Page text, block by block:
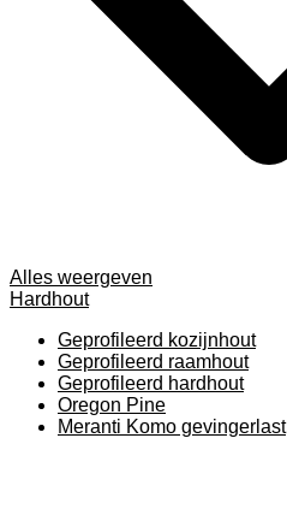
Alles weergeven
Hardhout
Geprofileerd kozijnhout
Geprofileerd raamhout
Geprofileerd hardhout
Oregon Pine
Meranti Komo gevingerlast